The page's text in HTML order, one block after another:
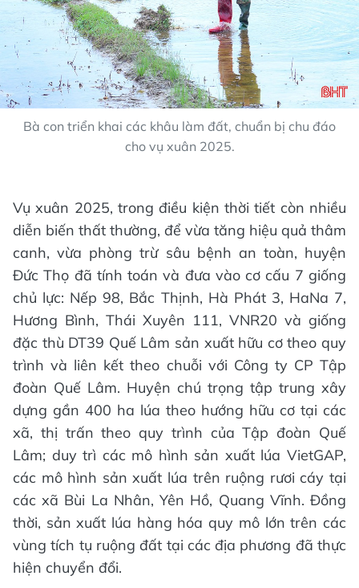
Bà con triển khai các khâu làm đất, chuẩn bị chu đáo
cho vụ xuân 2025.
Vụ xuân 2025, trong điều kiện thời tiết còn nhiều
diễn biến thất thường, để vừa tăng hiệu quả thâm
canh, vừa phòng trừ sâu bệnh an toàn, huyện
Đức Thọ đã tính toán và đưa vào cơ cấu 7 giống
chủ lực: Nếp 98, Bắc Thịnh, Hà Phát 3, HaNa 7,
Hương Bình, Thái Xuyên 111, VNR20 và giống
đặc thù DT39 Quế Lâm sản xuất hữu cơ theo quy
trình và liên kết theo chuỗi với Công ty CP Tập
đoàn Quế Lâm. Huyện chú trọng tập trung xây
dựng gần 400 ha lúa theo hướng hữu cơ tại các
xã, thị trấn theo quy trình của Tập đoàn Quế
Lâm; duy trì các mô hình sản xuất lúa VietGAP,
các mô hình sản xuất lúa trên ruộng rươi cáy tại
các xã Bùi La Nhân, Yên Hồ, Quang Vĩnh. Đồng
thời, sản xuất lúa hàng hóa quy mô lớn trên các
vùng tích tụ ruộng đất tại các địa phương đã thực
hiện chuyển đổi.